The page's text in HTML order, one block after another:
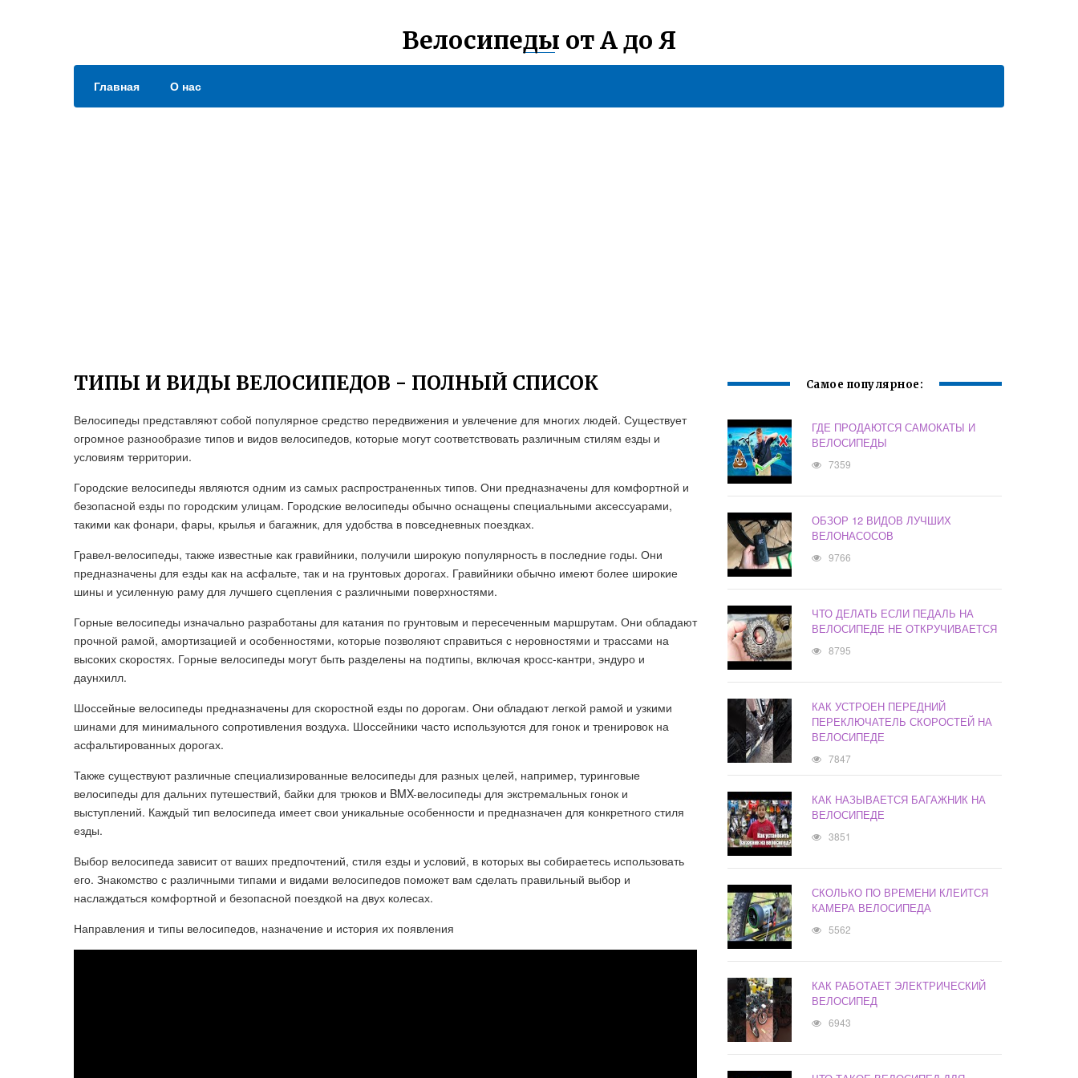
Велосипеды от А до Я
Главная О нас
ТИПЫ И ВИДЫ ВЕЛОСИПЕДОВ - ПОЛНЫЙ СПИСОК
Велосипеды представляют собой популярное средство передвижения и увлечение для многих людей. Существует
огромное разнообразие типов и видов велосипедов, которые могут соответствовать различным стилям езды и
условиям территории.
Городские велосипеды являются одним из самых распространенных типов. Они предназначены для комфортной и
безопасной езды по городским улицам. Городские велосипеды обычно оснащены специальными аксессуарами,
такими как фонари, фары, крылья и багажник, для удобства в повседневных поездках.
Гравел-велосипеды, также известные как гравийники, получили широкую популярность в последние годы. Они
предназначены для езды как на асфальте, так и на грунтовых дорогах. Гравийники обычно имеют более широкие
шины и усиленную раму для лучшего сцепления с различными поверхностями.
Горные велосипеды изначально разработаны для катания по грунтовым и пересеченным маршрутам. Они обладают
прочной рамой, амортизацией и особенностями, которые позволяют справиться с неровностями и трассами на
высоких скоростях. Горные велосипеды могут быть разделены на подтипы, включая кросс-кантри, эндуро и
даунхилл.
Шоссейные велосипеды предназначены для скоростной езды по дорогам. Они обладают легкой рамой и узкими
шинами для минимального сопротивления воздуха. Шоссейники часто используются для гонок и тренировок на
асфальтированных дорогах.
Также существуют различные специализированные велосипеды для разных целей, например, туринговые
велосипеды для дальних путешествий, байки для трюков и BMX-велосипеды для экстремальных гонок и
выступлений. Каждый тип велосипеда имеет свои уникальные особенности и предназначен для конкретного стиля
езды.
Выбор велосипеда зависит от ваших предпочтений, стиля езды и условий, в которых вы собираетесь использовать
его. Знакомство с различными типами и видами велосипедов поможет вам сделать правильный выбор и
наслаждаться комфортной и безопасной поездкой на двух колесах.
Направления и типы велосипедов, назначение и история их появления
Самое популярное:
ГДЕ ПРОДАЮТСЯ САМОКАТЫ И
ВЕЛОСИПЕДЫ
7359
ОБЗОР 12 ВИДОВ ЛУЧШИХ
ВЕЛОНАСОСОВ
9766
ЧТО ДЕЛАТЬ ЕСЛИ ПЕДАЛЬ НА
ВЕЛОСИПЕДЕ НЕ ОТКРУЧИВАЕТСЯ
8795
КАК УСТРОЕН ПЕРЕДНИЙ
ПЕРЕКЛЮЧАТЕЛЬ СКОРОСТЕЙ НА
ВЕЛОСИПЕДЕ
7847
КАК НАЗЫВАЕТСЯ БАГАЖНИК НА
ВЕЛОСИПЕДЕ
3851
СКОЛЬКО ПО ВРЕМЕНИ КЛЕИТСЯ
КАМЕРА ВЕЛОСИПЕДА
5562
КАК РАБОТАЕТ ЭЛЕКТРИЧЕСКИЙ
ВЕЛОСИПЕД
6943